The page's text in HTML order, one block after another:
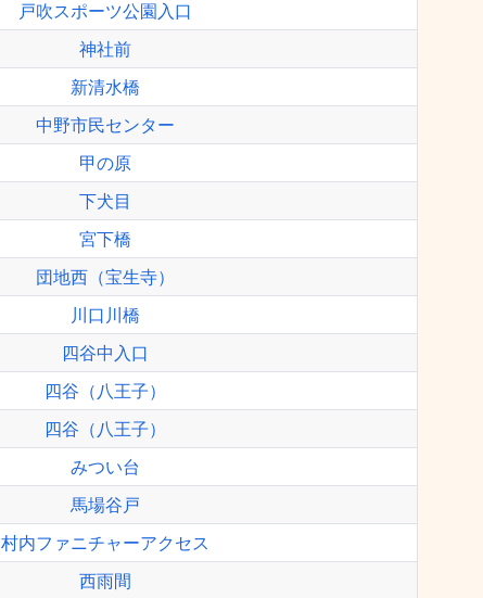
戸吹スポーツ公園入口
神社前
新清水橋
中野市民センター
甲の原
下犬目
宮下橋
団地西（宝生寺）
川口川橋
四谷中入口
四谷（八王子）
四谷（八王子）
みつい台
馬場谷戸
村内ファニチャーアクセス
西雨間